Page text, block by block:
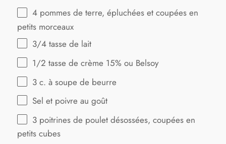
4 pommes de terre, épluchées et coupées en
petits morceaux
3/4 tasse de lait
1/2 tasse de crème 15% ou Belsoy
3 c. à soupe de beurre
Sel et poivre au goût
3 poitrines de poulet désossées, coupées en
petits cubes